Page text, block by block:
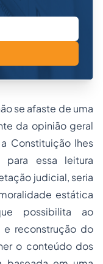
se afaste de uma
da opinião geral
Constituição lhes
para essa leitura
judicial, seria
estática
possibilita ao
e reconstrução do
o conteúdo dos